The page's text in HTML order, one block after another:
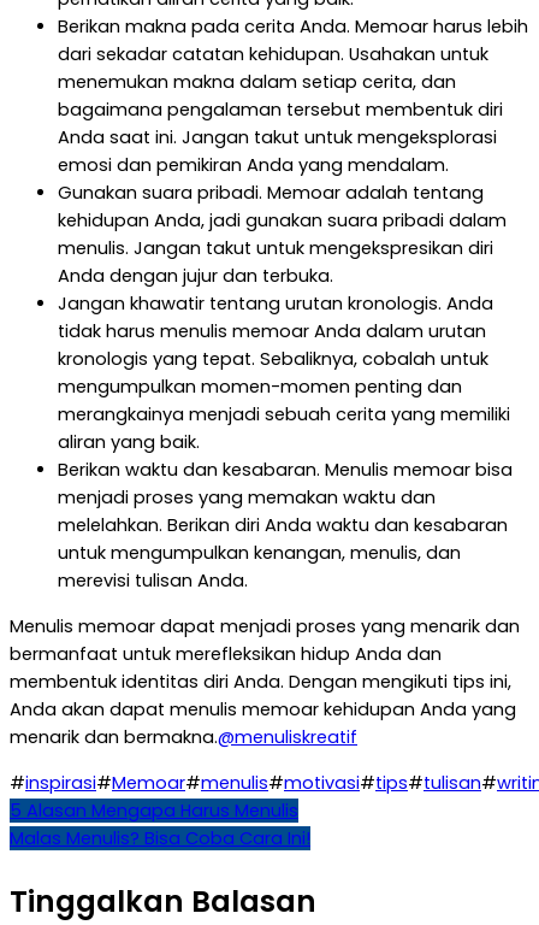
Berikan makna pada cerita Anda. Memoar harus lebih
dari sekadar catatan kehidupan. Usahakan untuk
menemukan makna dalam setiap cerita, dan
bagaimana pengalaman tersebut membentuk diri
Anda saat ini. Jangan takut untuk mengeksplorasi
emosi dan pemikiran Anda yang mendalam.
Gunakan suara pribadi. Memoar adalah tentang
kehidupan Anda, jadi gunakan suara pribadi dalam
menulis. Jangan takut untuk mengekspresikan diri
Anda dengan jujur dan terbuka.
Jangan khawatir tentang urutan kronologis. Anda
tidak harus menulis memoar Anda dalam urutan
kronologis yang tepat. Sebaliknya, cobalah untuk
mengumpulkan momen-momen penting dan
merangkainya menjadi sebuah cerita yang memiliki
aliran yang baik.
Berikan waktu dan kesabaran. Menulis memoar bisa
menjadi proses yang memakan waktu dan
melelahkan. Berikan diri Anda waktu dan kesabaran
untuk mengumpulkan kenangan, menulis, dan
merevisi tulisan Anda.
Menulis memoar dapat menjadi proses yang menarik dan
bermanfaat untuk merefleksikan hidup Anda dan
membentuk identitas diri Anda. Dengan mengikuti tips ini,
Anda akan dapat menulis memoar kehidupan Anda yang
menarik dan bermakna.@menuliskreatif
#inspirasi#Memoar#menulis#motivasi#tips#tulisan#
Navigasi
5 Alasan Mengapa Harus Menulis
Malas Menulis? Bisa Coba Cara Ini!
Tinggalkan Balasan